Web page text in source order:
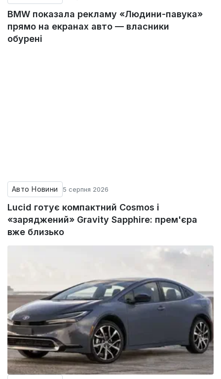
BMW показала рекламу «Людини-павука»
прямо на екранах авто — власники
обурені
Авто Новини 5 серпня 2026
Lucid готує компактний Cosmos і
«заряджений» Gravity Sapphire: прем'єра
вже близько